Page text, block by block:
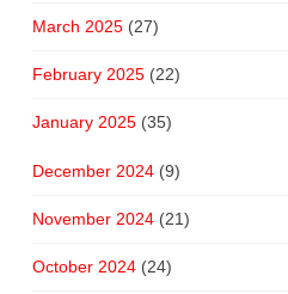
March 2025(27)
February 2025(22)
January 2025(35)
December 2024(9)
November 2024(21)
October 2024(24)